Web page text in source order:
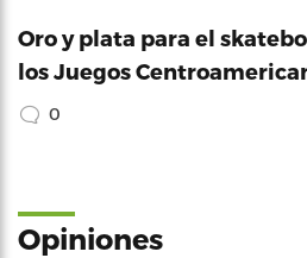
Oro y plata para el
los Juegos
0
Opiniones